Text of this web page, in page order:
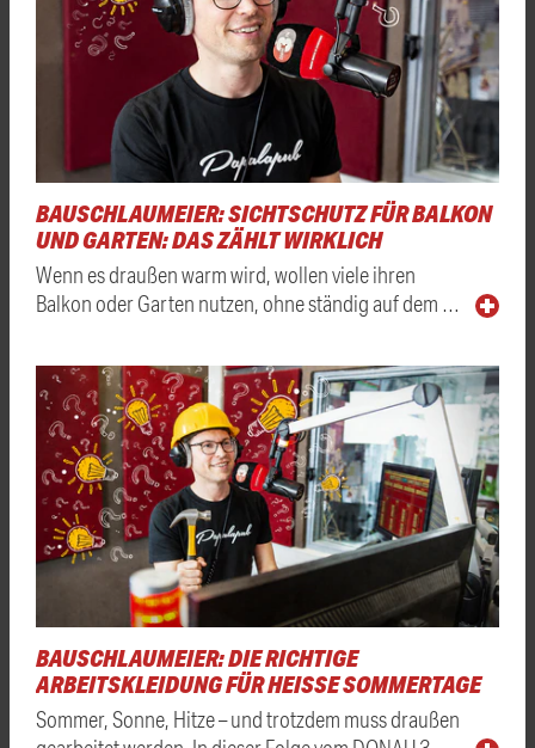
BAUSCHLAUMEIER: SICHTSCHUTZ FÜR BALKON
UND GARTEN: DAS ZÄHLT WIRKLICH
Wenn es draußen warm wird, wollen viele ihren
Balkon oder Garten nutzen, ohne ständig auf dem …
BAUSCHLAUMEIER: DIE RICHTIGE
ARBEITSKLEIDUNG FÜR HEISSE SOMMERTAGE
Sommer, Sonne, Hitze – und trotzdem muss draußen